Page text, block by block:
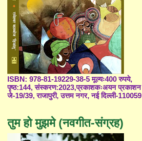
ISBN: 978-81-19229-38-5 मूल्यः400 रुपये,
पृष्ठ:144, संस्करण:2023,प्रकाशकःअयन प्रकाशन
जे-19/39, राजापुरी, उत्तम नगर, नई दिल्ली-110059
तुम हो मुझमे (नवगीत-संग्रह)